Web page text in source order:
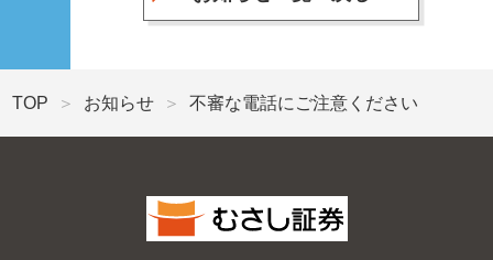
TOP お知らせ 不審な電話にご注意ください